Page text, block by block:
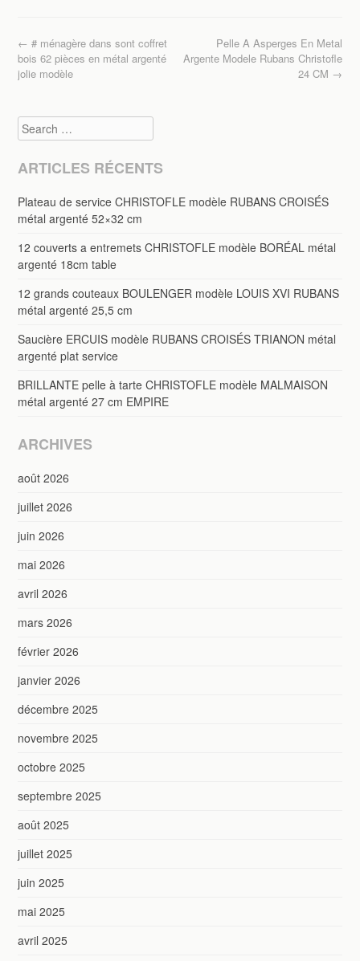
o
o
Post navigation
← # ménagère dans sont coffret
bois 62 pièces en métal argenté
jolie modèle
Pelle A Asperges En Metal
Argente Modele Rubans Christofle
24 CM →
Search
ARTICLES RÉCENTS
Plateau de service CHRISTOFLE modèle RUBANS CROISÉS
métal argenté 52×32 cm
12 couverts a entremets CHRISTOFLE modèle BORÉAL métal
argenté 18cm table
12 grands couteaux BOULENGER modèle LOUIS XVI RUBANS
métal argenté 25,5 cm
Saucière ERCUIS modèle RUBANS CROISÉS TRIANON métal
argenté plat service
BRILLANTE pelle à tarte CHRISTOFLE modèle MALMAISON
métal argenté 27 cm EMPIRE
ARCHIVES
août 2026
juillet 2026
juin 2026
mai 2026
avril 2026
mars 2026
février 2026
janvier 2026
décembre 2025
novembre 2025
octobre 2025
septembre 2025
août 2025
juillet 2025
juin 2025
mai 2025
avril 2025